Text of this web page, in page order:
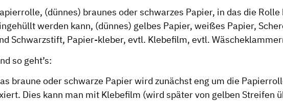
(dünnes) braunes oder schwarzes Papier, in das die
werden kann, (dünnes) gelbes Papier, weißes Papier,
Schwarzstift, Papier-kleber, evtl. Klebefilm, evtl.
so geht’s:
braune oder schwarze Papier wird zunächst eng um die
Dies kann man mit Klebefilm (wird später von gelben Streifen